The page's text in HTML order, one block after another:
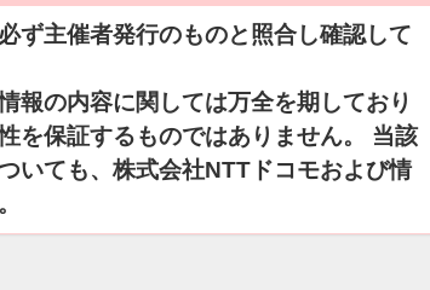
ず主催者発行のものと照合し確認して
報の内容に関しては万全を期しており
を保証するものではありません。 当該
いても、株式会社NTTドコモおよび情